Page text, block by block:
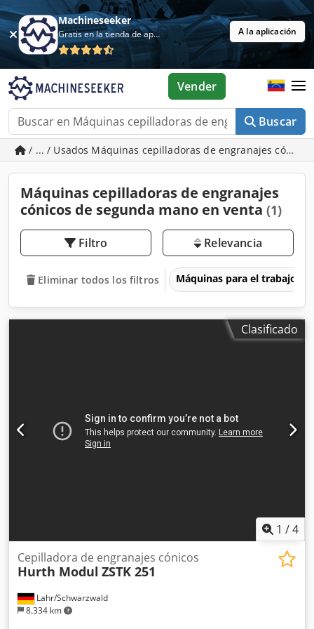
Machineseeker
Gratis en la tienda de aplicaciones A la aplicación
Buscar
Vender
/ ... / Usados Máquinas cepilladoras de engranajes cónicos
Máquinas cepilladoras de engranajes
cónicos de segunda mano en venta (1)
Filtro Relevancia
Eliminar todos los filtros Máquinas para el trabajo
Clasificado
1 /4
Lahr/Schwarzwald
8.334 km
Cepilladora de engranajes cónicos
Hurth Modul ZSTK 251